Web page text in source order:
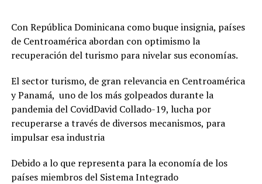
Con República Dominicana como buque insignia, países
de Centroamérica abordan con optimismo la
recuperación del turismo para nivelar sus economías.
El sector turismo, de gran relevancia en Centroamérica
y Panamá, uno de los más golpeados durante la
pandemia del CovidDavid Collado-19, lucha por
recuperarse a través de diversos mecanismos, para
impulsar esa industria
Debido a lo que representa para la economía de los
países miembros del Sistema Integrado